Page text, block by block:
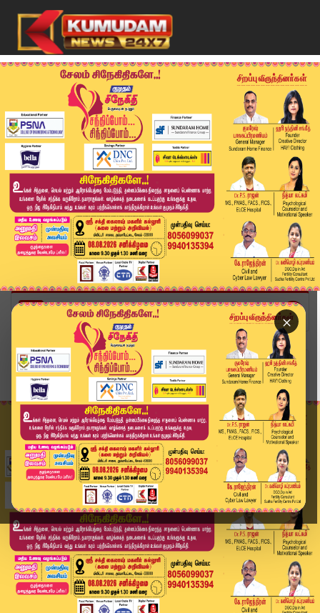
×
Home
வீடியோ ஸ்டோரி
TTV Dhinakaran | ADMK | இந்த தேர்தலில் இபிஎஸ்-ஐ...